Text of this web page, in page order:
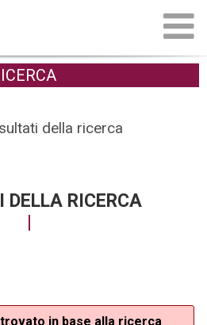
della ricerca
DELLA RICERCA
in base alla ricerca